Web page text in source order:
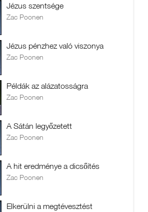
Jézus szentsége
Zac Poonen
Jézus pénzhez való viszonya
Zac Poonen
Példák az alázatosságra
Zac Poonen
A Sátán legyőzetett
Zac Poonen
A hit eredménye a dicsőítés
Zac Poonen
Elkerülni a megtévesztést